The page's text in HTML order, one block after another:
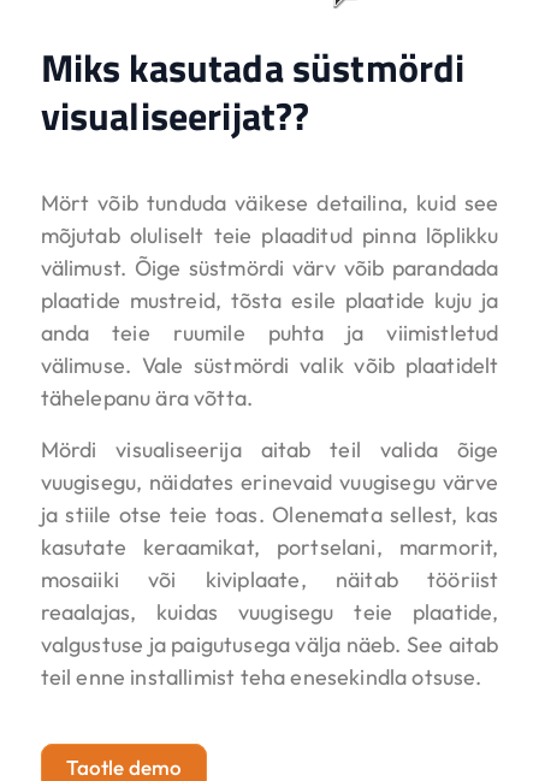
Miks kasutada süstmördi
visualiseerijat??
Mört võib tunduda väikese detailina, kuid see
mõjutab oluliselt teie plaaditud pinna lõplikku
välimust. Õige süstmördi värv võib parandada
plaatide mustreid, tõsta esile plaatide kuju ja
anda teie ruumile puhta ja viimistletud
välimuse. Vale süstmördi valik võib plaatidelt
tähelepanu ära võtta.
Mördi visualiseerija aitab teil valida õige
vuugisegu, näidates erinevaid vuugisegu värve
ja stiile otse teie toas. Olenemata sellest, kas
kasutate keraamikat, portselani, marmorit,
mosaiiki või kiviplaate, näitab tööriist
reaalajas, kuidas vuugisegu teie plaatide,
valgustuse ja paigutusega välja näeb. See aitab
teil enne installimist teha enesekindla otsuse.
Taotle demo